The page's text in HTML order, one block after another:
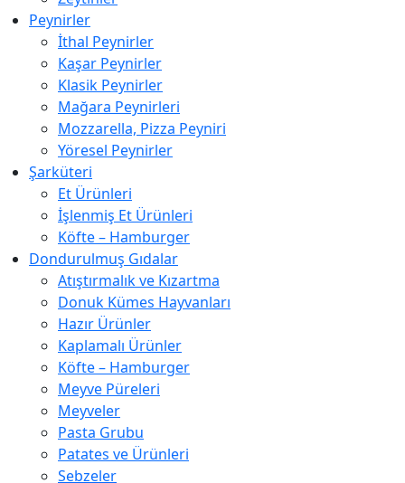
Peynirler
İthal Peynirler
Kaşar Peynirler
Klasik Peynirler
Mağara Peynirleri
Mozzarella, Pizza Peyniri
Yöresel Peynirler
Şarküteri
Et Ürünleri
İşlenmiş Et Ürünleri
Köfte – Hamburger
Dondurulmuş Gıdalar
Atıştırmalık ve Kızartma
Donuk Kümes Hayvanları
Hazır Ürünler
Kaplamalı Ürünler
Köfte – Hamburger
Meyve Püreleri
Meyveler
Pasta Grubu
Patates ve Ürünleri
Sebzeler